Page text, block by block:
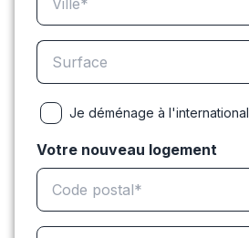
Je déménage à l'international
Votre nouveau logement